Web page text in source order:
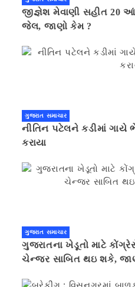
જીજ્ઞેશ મેવાણી સહીત 20
જેલ, જાણો કેમ ?
ગુજરાત સમાચાર
નીતિન પટેલને કડીમાં ગાયે
કરાયા
ગુજરાત સમાચાર
ગુજરાતના ખેડૂતો માટે
ચેન્જર સાબિત થઇ શકે,